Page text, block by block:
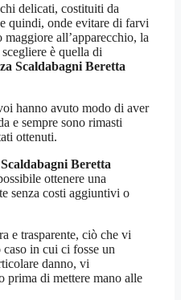
delicati, costituiti da
quindi, onde evitare di farvi
all’apparecchio, la
è quella di
Scaldabagni Beretta
hanno avuto modo di aver
e sempre sono rimasti
ottenuti.
Beretta
ottenere una
senza costi aggiuntivi o
e trasparente, ciò che vi
in cui ci fosse un
danno, vi
prima di mettere mano alle